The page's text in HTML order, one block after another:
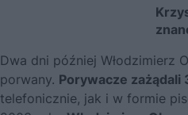
Dwa dni później Włodzimierz
porwany. Porywacze
telefonicznie, jak i w formie